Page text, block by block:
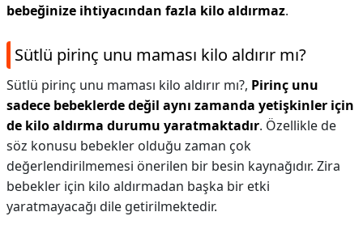
bebeğinize ihtiyacından fazla kilo aldırmaz.
Sütlü pirinç unu maması kilo aldırır mı?
Sütlü pirinç unu maması kilo aldırır mı?, Pirinç unu
sadece bebeklerde değil aynı zamanda yetişkinler için
de kilo aldırma durumu yaratmaktadır. Özellikle de
söz konusu bebekler olduğu zaman çok
değerlendirilmemesi önerilen bir besin kaynağıdır. Zira
bebekler için kilo aldırmadan başka bir etki
yaratmayacağı dile getirilmektedir.